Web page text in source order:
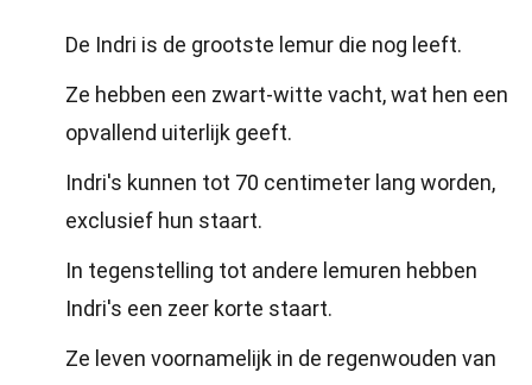
De Indri is de grootste lemur die nog leeft.
Ze hebben een zwart-witte vacht, wat hen een
opvallend uiterlijk geeft.
Indri's kunnen tot 70 centimeter lang worden,
exclusief hun staart.
In tegenstelling tot andere lemuren hebben
Indri's een zeer korte staart.
Ze leven voornamelijk in de regenwouden van